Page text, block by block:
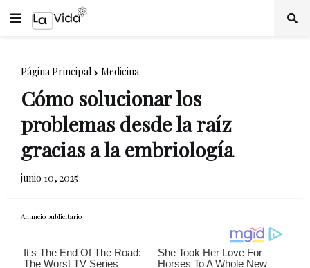
Página Principal Medicina
Cómo solucionar los
problemas desde la raíz
gracias a la embriología
junio 10, 2025
Anuncio publicitario